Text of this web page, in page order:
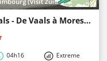
Sentier de randonnée - Vaals - De Vaals à Moresnet
04h16 Extreme